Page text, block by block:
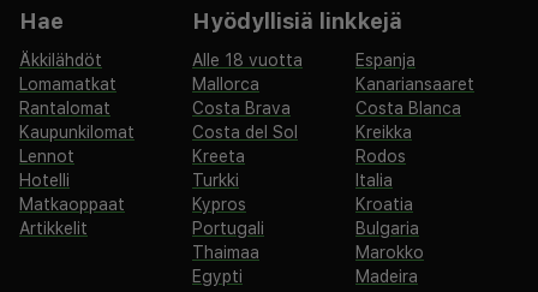
Hae
Äkkilähdöt
Lomamatkat
Rantalomat
Kaupunkilomat
Lennot
Hotelli
Matkaoppaat
Artikkelit
Hyödyllisiä linkkejä
Alle 18 vuotta
Espanja
Mallorca
Kanariansaaret
Costa Brava
Costa Blanca
Costa del Sol
Kreikka
Kreeta
Rodos
Turkki
Italia
Kypros
Kroatia
Portugali
Bulgaria
Thaimaa
Marokko
Egypti
Madeira